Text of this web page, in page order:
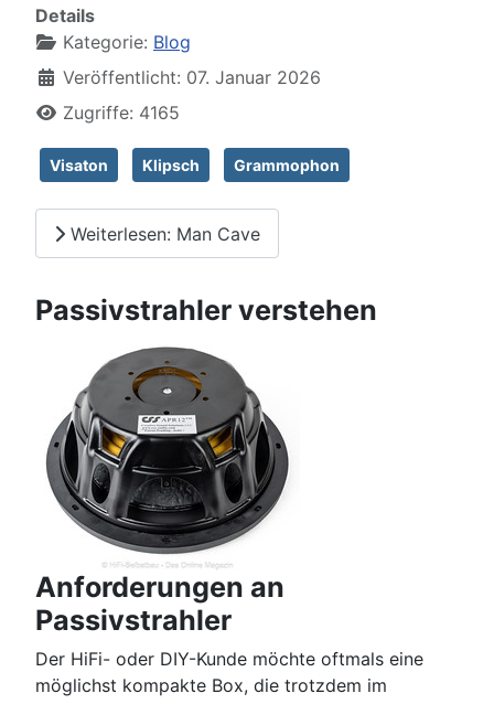
Details
Kategorie: Blog
Veröffentlicht: 07. Januar 2026
Zugriffe: 4165
Visaton Klipsch Grammophon
Weiterlesen: Man Cave
Passivstrahler verstehen
Anforderungen an
Passivstrahler
Der HiFi- oder DIY-Kunde möchte oftmals eine
möglichst kompakte Box, die trotzdem im